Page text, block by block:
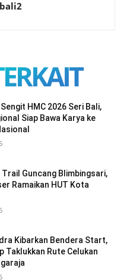
HMC 2026 Seri Bali,
Siap Bawa Karya ke
Guncang Blimbingsari,
Ramaikan HUT Kota
Kibarkan Bendera Start,
Taklukkan Rute Celukan